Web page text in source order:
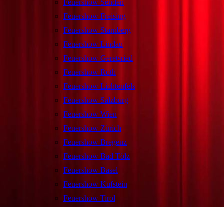
Feuershow Senden
Feuershow Freising
Feuershow Starnberg
Feuershow Lindau
Feuershow Geretsried
Feuershow Roth
Feuershow Lichtenfels
Feuershow Salzburg
Feuershow Wien
Feuershow Zürich
Feuershow Bregenz
Feuershow Bad Tölz
Feuershow Basel
Feuershow Kufstein
Feuershow Tirol